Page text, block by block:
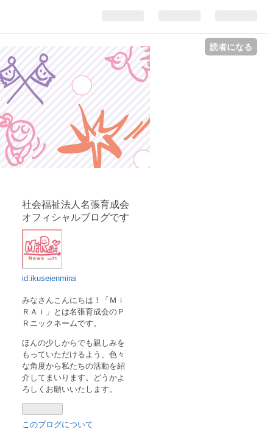
読者になる
社会福祉法人名張育成会
オフィシャルブログです
id:ikuseienmirai
みなさんこんにちは！「Ｍｉ
ＲＡｉ」とは名張育成会のＰ
Ｒニックネームです。
ほんの少しからでも親しみを
もっていただけるよう、色々
な角度から私たちの活動を紹
介してまいります。どうかよ
ろしくお願いいたします。
このブログについて